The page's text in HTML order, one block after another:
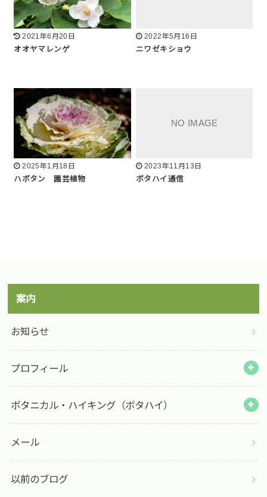
2021年6月20日
オオヤマレンゲ
2022年5月16日
ニワゼキショウ
2025年1月18日
ハボタン 園芸植物
2023年11月13日
ボタハイ通信
案内
お知らせ
プロフィール
ボタニカル・ハイキング（ボタハイ）
メール
以前のブログ